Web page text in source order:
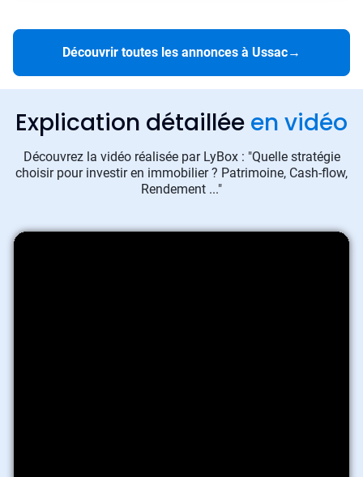
Découvrir toutes les annonces à Ussac→
Explication détaillée en vidéo
Découvrez la vidéo réalisée par LyBox : "Quelle stratégie
choisir pour investir en immobilier ? Patrimoine, Cash-flow,
Rendement ..."